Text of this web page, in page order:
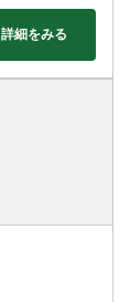
詳細をみる